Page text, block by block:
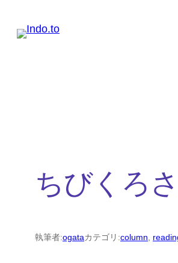
ちびくろ
執筆者:ogataカテゴリ:column,